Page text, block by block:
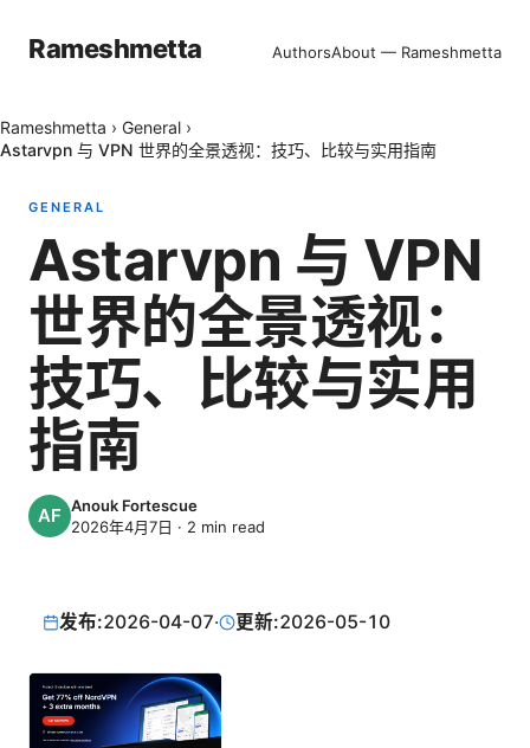
Rameshmetta AuthorsAbout — Rameshmetta
Rameshmetta › General ›
Astarvpn 与 VPN 世界的全景透视：技巧、比较与实用指南
GENERAL
Astarvpn 与 VPN
世界的全景透视：
技巧、比较与实用
指南
Anouk Fortescue
2026年4月7日 · 2 min read
发布:2026-04-07· 更新:2026-05-10